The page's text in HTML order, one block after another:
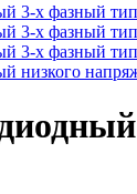
3-х фазный
3-х фазный
3-х фазный
низкого